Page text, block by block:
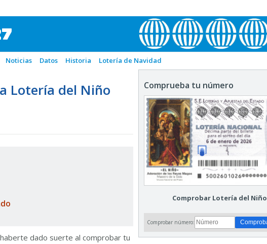
Noticias Datos Historia Lotería de Navidad
Lotería del Niño
dado suerte al comprobar tu
Comprueba tu número
Comprobar Lotería del Niño
Comprobar número: